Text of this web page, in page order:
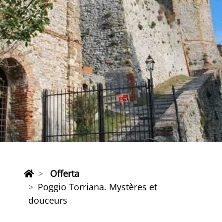
Offerta
Poggio Torriana. Mystères et
douceurs